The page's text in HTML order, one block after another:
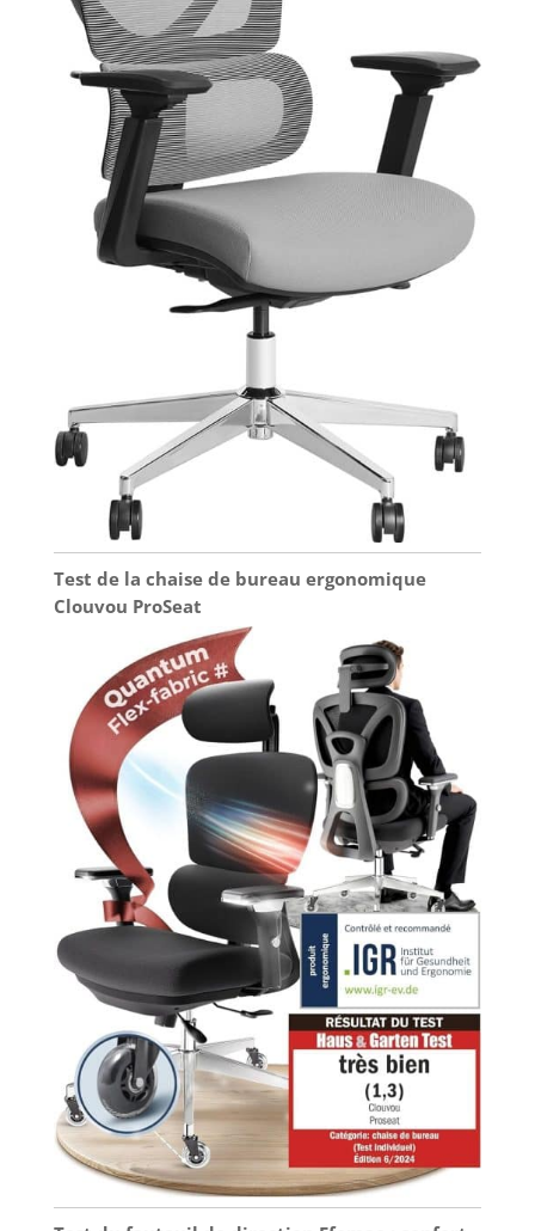
libre cours à votre
créativité grâce à une
large gamme de modèles
artistiques. Grâce à un
écran couleur LCD de 3,7
cm, à un bac papier
arrière de 100 feuilles, à
l’impression photo sans
marge (jusqu’à 10 × 15
cm) ainsi qu’à des
vitesses d’impression
pouvant atteindre 10
pages par minute*, vous
pouvez effectuer
rapidement plusieurs
tâches en toute
simplicité. * Voir
epson.fr/ecotankfootnot
es
Test de la chaise de bureau ergonomique
Clouvou ProSeat